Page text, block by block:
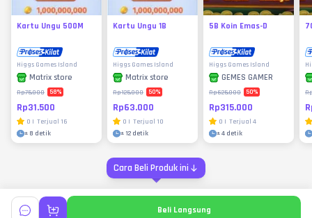
Kartu Ungu 500M
Higgs Games Island
Matrix store
Rp75.000 58%
Rp31.500
0 | Terjual 16
± 8 detik
Kartu Ungu 1B
Higgs Games Island
Matrix store
Rp125.000 50%
Rp63.000
0 | Terjual 10
±12 detik
5B Koin Emas-D
Higgs Games Island
GEMES GAMER
Rp625.000 50%
Rp315.000
0 | Terjual 4
±4 detik
Cara Beli Produk ini
Beli Langsung